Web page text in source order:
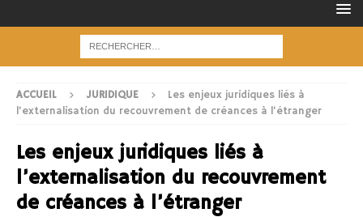
ACCUEIL JURIDIQUE
Les enjeux juridiques liés à
l’externalisation du recouvrement de créances à l’étranger
Les enjeux juridiques liés à
l’externalisation du recouvrement
de créances à l’étranger